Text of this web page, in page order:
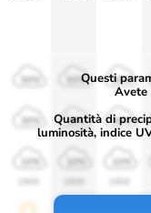
50%
30%
10%
50%
30%
50%
30%
10%
Questi
Avete
Quantità di
luminosità, indice